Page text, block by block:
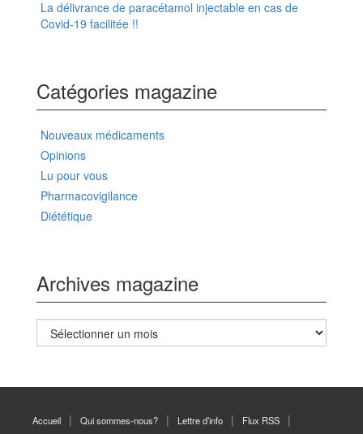
La délivrance de paracétamol injectable en cas de
Covid-19 facilitée !!
Catégories magazine
Nouveaux médicaments
Opinions
Lu pour vous
Pharmacovigilance
Diététique
Archives magazine
Archives
magazine
Accueil Qui sommes-nous? Lettre d’info Flux RSS